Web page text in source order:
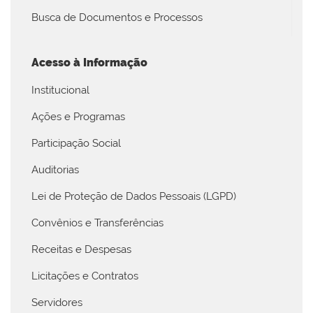
Busca de Documentos e Processos
Acesso à Informação
Institucional
Ações e Programas
Participação Social
Auditorias
Lei de Proteção de Dados Pessoais (LGPD)
Convênios e Transferências
Receitas e Despesas
Licitações e Contratos
Servidores